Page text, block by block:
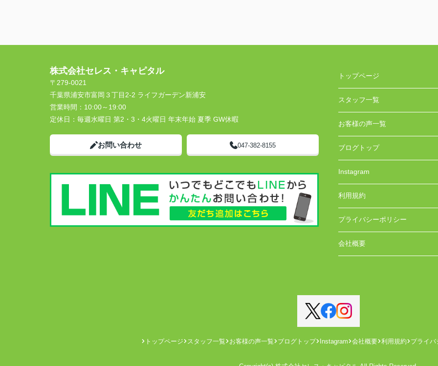
株式会社セレス・キャピタル
〒279-0021
千葉県浦安市富岡３丁目2-2 ライフガーデン新浦安
営業時間： 10:00～19:00
定休日： 毎週水曜日 第2・3・4火曜日 年末年始 夏季 GW休暇
お問い合わせ 047-382-8155
トップページ
スタッフ一覧
お客様の声一覧
ブログトップ
Instagram
利用規約
プライバシーポリシー
会社概要
トップページ スタッフ一覧 お客様の声一覧 ブログトップ Instagram 会社概要 利用規約 プライバ